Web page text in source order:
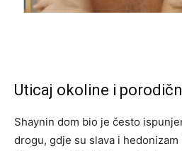
Uticaj okoline i
Shaynin dom bio je često
drogu, gdje su slava i